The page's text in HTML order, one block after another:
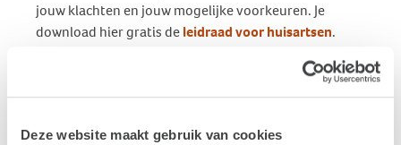
Deze website maakt gebruik van cookies
jouw klachten en jouw mogelijke voorkeuren. Je
download hier gratis deleidraad voor huisartsen.
contact op viatinnitus@stichtinghoormij.nl